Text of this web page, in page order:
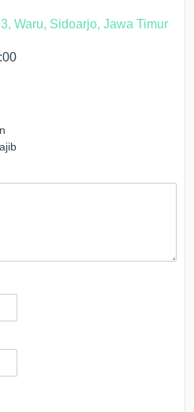
Waru, Sidoarjo, Jawa Timur